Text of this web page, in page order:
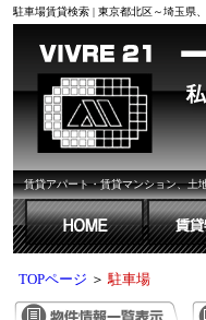
駐車場賃貸検索 | 東京都北区～埼玉県
賃貸アパート・賃貸マンション、
TOPページ ＞駐車場